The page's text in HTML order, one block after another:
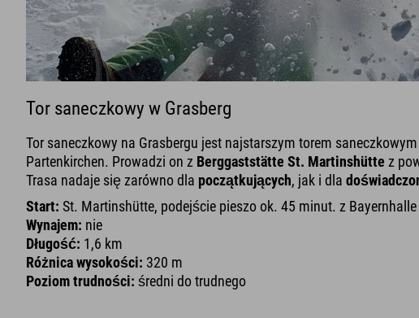
Tor saneczkowy w Grasberg
Tor saneczkowy na Grasbergu jest najstarszym torem
Partenkirchen. Prowadzi on z Berggaststätte St. Martinshütte z
Trasa nadaje się zarówno dla początkujących, jak i dla
Start: St. Martinshütte, podejście pieszo ok. 45 minut. z
Wynajem: nie
Długość: 1,6 km
Różnica wysokości: 320 m
Poziom trudności: średni do trudnego